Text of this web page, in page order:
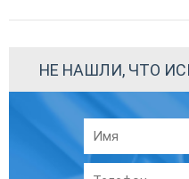
НЕ НАШЛИ, ЧТО